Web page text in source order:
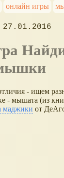
онлайн игры
27.01.2016
- ищем
- мышата (из
маджики от